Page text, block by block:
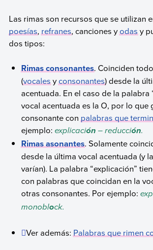
Las rimas son recursos que se utilizan
poesías,refranes, canciones yodasy
dos tipos:
Rimas consonantes. Coinciden
(vocalesyconsonantes) desde la
acentuada. En el caso de la palabra
vocal acentuada es la O, por lo que
consonante conpalabras que
ejemplo:explicación – reducción.
Rimas asonantes. Solamente
desde la última vocal acentuada (y
varían). La palabra “explicación”
con palabras que coincidan en la
otras consonantes. Por ejemplo:
monoblock.
Ver además:Palabras que rimen